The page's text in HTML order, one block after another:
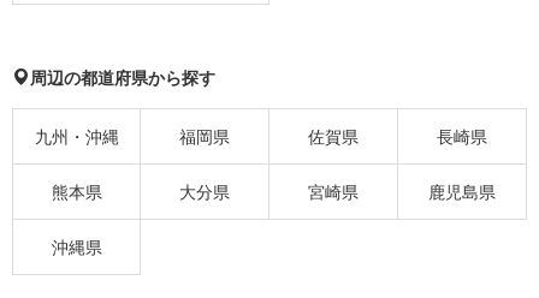
周辺の都道府県から探す
九州・沖縄 福岡県 佐賀県 長崎県
熊本県 大分県 宮崎県 鹿児島県
沖縄県